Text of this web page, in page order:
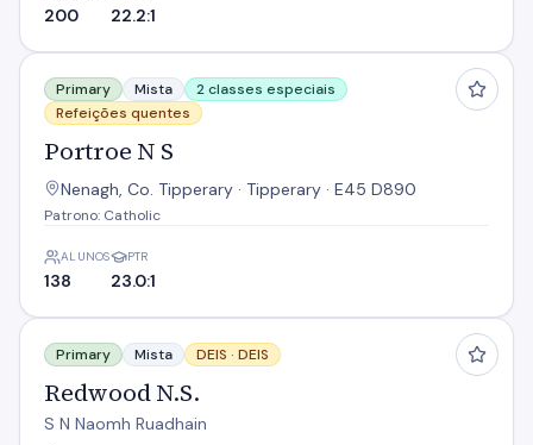
200 22.2:1
Portroe N S
Primary Mista
2 classes especiais
Refeições quentes
Portroe N S
Nenagh, Co. Tipperary · Tipperary · E45 D890
Patrono: Catholic
ALUNOS
138
PTR
23.0:1
Redwood N.S.
Primary Mista DEIS · DEIS
Redwood N.S.
S N Naomh Ruadhain